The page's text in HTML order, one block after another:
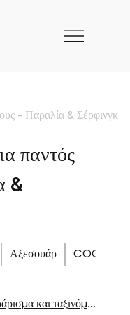
- Παραλία & Σέρφινγκ
παντός
&
Αξεσουάρ
και ταξινόμηση